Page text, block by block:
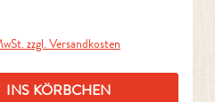
zzgl. Versandkosten
INS KÖRBCHEN